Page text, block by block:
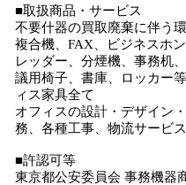
■取扱商品・サービス
不要什器の買取廃棄に伴う
複合機、FAX、ビジネスホ
レッダー、分煙機、事務机
議用椅子、書庫、ロッカー
ィス家具全て
オフィスの設計・デザイン
務、各種工事、物流サービス
■許認可等
東京都公安委員会 事務機器